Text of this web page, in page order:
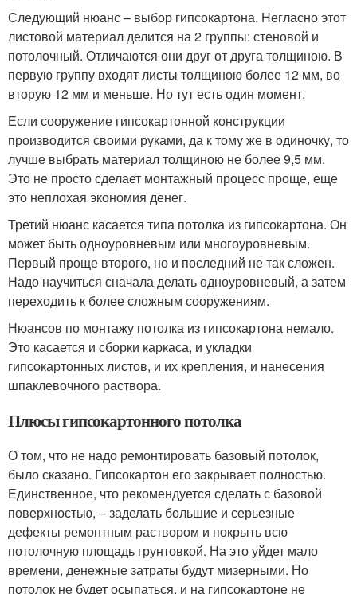
Следующий нюанс – выбор гипсокартона. Негласно этот
листовой материал делится на 2 группы: стеновой и
потолочный. Отличаются они друг от друга толщиною. В
первую группу входят листы толщиною более 12 мм, во
вторую 12 мм и меньше. Но тут есть один момент.
Если сооружение гипсокартонной конструкции
производится своими руками, да к тому же в одиночку, то
лучше выбрать материал толщиною не более 9,5 мм.
Это не просто сделает монтажный процесс проще, еще
это неплохая экономия денег.
Третий нюанс касается типа потолка из гипсокартона. Он
может быть одноуровневым или многоуровневым.
Первый проще второго, но и последний не так сложен.
Надо научиться сначала делать одноуровневый, а затем
переходить к более сложным сооружениям.
Нюансов по монтажу потолка из гипсокартона немало.
Это касается и сборки каркаса, и укладки
гипсокартонных листов, и их крепления, и нанесения
шпаклевочного раствора.
Плюсы гипсокартонного потолка
О том, что не надо ремонтировать базовый потолок,
было сказано. Гипсокартон его закрывает полностью.
Единственное, что рекомендуется сделать с базовой
поверхностью, – заделать большие и серьезные
дефекты ремонтным раствором и покрыть всю
потолочную площадь грунтовкой. На это уйдет мало
времени, денежные затраты будут мизерными. Но
потолок не будет осыпаться, и на гипсокартоне не